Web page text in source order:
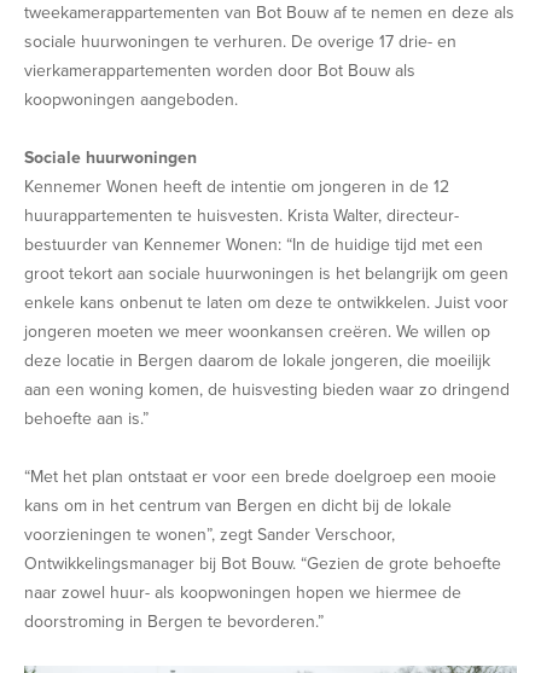
tweekamerappartementen van Bot Bouw af te nemen en deze als
sociale huurwoningen te verhuren. De overige 17 drie- en
vierkamerappartementen worden door Bot Bouw als
koopwoningen aangeboden.
Sociale huurwoningen
Kennemer Wonen heeft de intentie om jongeren in de 12
huurappartementen te huisvesten. Krista Walter, directeur-
bestuurder van Kennemer Wonen: “In de huidige tijd met een
groot tekort aan sociale huurwoningen is het belangrijk om geen
enkele kans onbenut te laten om deze te ontwikkelen. Juist voor
jongeren moeten we meer woonkansen creëren. We willen op
deze locatie in Bergen daarom de lokale jongeren, die moeilijk
aan een woning komen, de huisvesting bieden waar zo dringend
behoefte aan is.”
“Met het plan ontstaat er voor een brede doelgroep een mooie
kans om in het centrum van Bergen en dicht bij de lokale
voorzieningen te wonen”, zegt Sander Verschoor,
Ontwikkelingsmanager bij Bot Bouw. “Gezien de grote behoefte
naar zowel huur- als koopwoningen hopen we hiermee de
doorstroming in Bergen te bevorderen.”